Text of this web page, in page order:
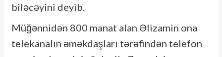
biləcəyini deyib.
Müğənnidən 800 manat alan Əlizamin ona
telekanalın əməkdaşları tərəfindən telefon